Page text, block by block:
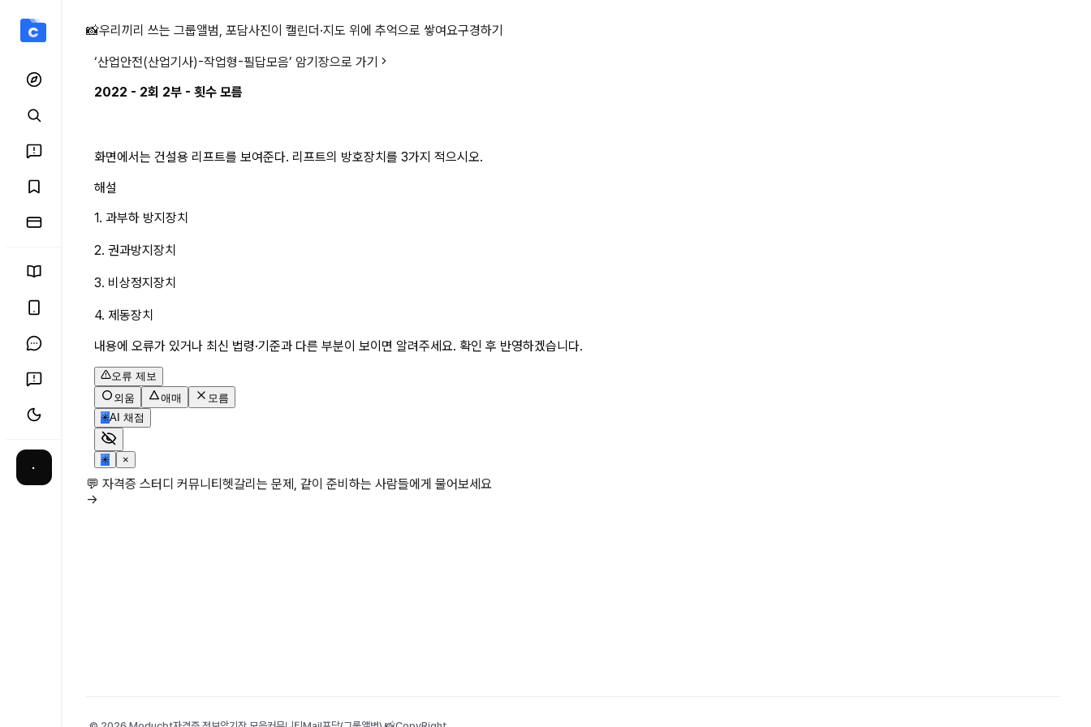
·
2022 - 2회 2부 - 횟수 모름 상세 페이지
📸우리끼리 쓰는 그룹앨범, 포담사진이 캘린더·지도 위에 추억으로 쌓여요구경하기
‘산업안전(산업기사)-작업형-필답모음’ 암기장으로 가기
2022 - 2회 2부 - 횟수 모름
화면에서는 건설용 리프트를 보여준다. 리프트의 방호장치를 3가지 적으시오.
해설
1. 과부하 방지장치
2. 권과방지장치
3. 비상정지장치
4. 제동장치
내용에 오류가 있거나 최신 법령·기준과 다른 부분이 보이면 알려주세요. 확인 후 반영하겠습니다.
오류 제보
외움
애매
모름
✳AI 채점
✳ ×
💬 자격증 스터디 커뮤니티헷갈리는 문제, 같이 준비하는 사람들에게 물어보세요
→